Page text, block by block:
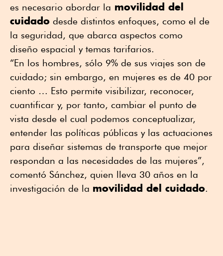
es necesario abordar la movilidad del
cuidado desde distintos enfoques, como el de
la seguridad, que abarca aspectos como
diseño espacial y temas tarifarios.
“En los hombres, sólo 9% de sus viajes son de
cuidado; sin embargo, en mujeres es de 40 por
ciento … Esto permite visibilizar, reconocer,
cuantificar y, por tanto, cambiar el punto de
vista desde el cual podemos conceptualizar,
entender las políticas públicas y las actuaciones
para diseñar sistemas de transporte que mejor
respondan a las necesidades de las mujeres”,
comentó Sánchez, quien lleva 30 años en la
investigación de la movilidad del cuidado.